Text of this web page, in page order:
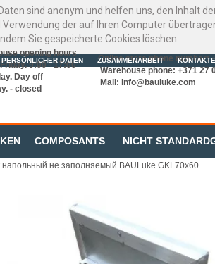
sind anonym und helfen uns, den Inhalt
der auf Ihren Computer
Sie gespeicherte Cookies löschen.
PERSÖNLICHER DATEN ZUSAMMENARBEIT KONTAKTE
opening hours
9:00 - 17:00
Day off
- closed
Online store phone number:
Warehouse phone: +371 27
Mail: info@bauluke.com
COMPOSANTS NICHT
напольный не заполняемый BAULuke GKL70x60